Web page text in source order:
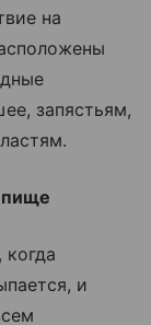
на
запястьям,
пище
и